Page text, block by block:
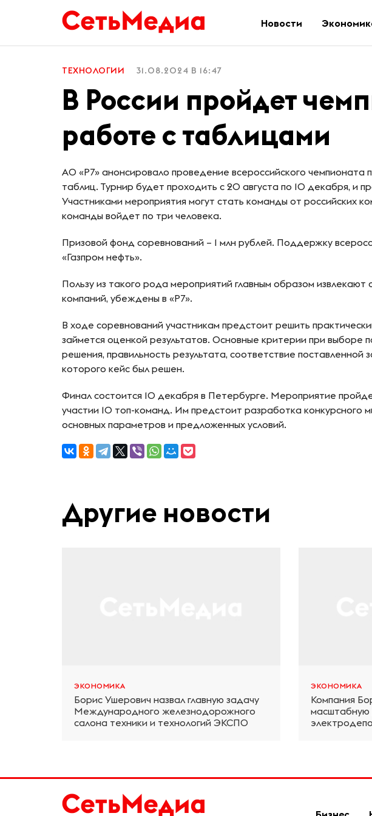
Новости
ТЕХНОЛОГИИ 31.08.2024 В 16:47
В России пройдет
работе с таблицами
АО «Р7» анонсировало проведение всероссийского
таблиц. Турнир будет проходить с 20 августа по 10 декабря, и
Участниками мероприятия могут стать команды от российских
команды войдет по три человека.
Призовой фонд соревнований – 1 млн рублей. Поддержку
«Газпром нефть».
Пользу из такого рода мероприятий главным образом извлекают
компаний, убеждены в «Р7».
В ходе соревнований участникам предстоит решить
займется оценкой результатов. Основные критерии при выборе
решения, правильность результата, соответствие поставленной
которого кейс был решен.
Финал состоится 10 декабря в Петербурге. Мероприятие
участии 10 топ-команд. Им предстоит разработка конкурсного
основных параметров и предложенных условий.
Другие новости
ЭКОНОМИКА
Борис Ушерович назвал главную задачу
Международного железнодорожного
салона техники и технологий ЭКСПО
ЭКОНОМИКА
Компания
масштабную